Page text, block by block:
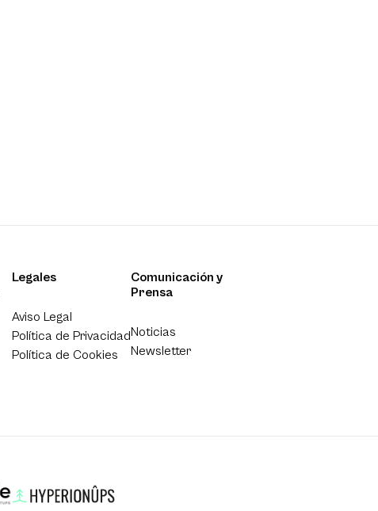
Legales
Aviso Legal
Política de Privacidad
Política de Cookies
Comunicación y
Prensa
Noticias
Newsletter